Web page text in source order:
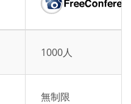
1000人
無制限